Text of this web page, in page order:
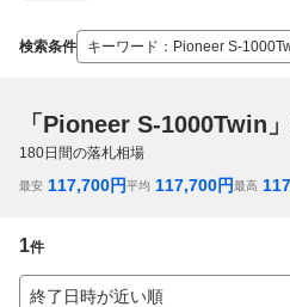
検索条件 キーワード ： Pioneer S-
「Pioneer S-1000Twin」
180日間の落札相場
最安 117,700円平均 117,700円最高
1件
終了日時が近い順